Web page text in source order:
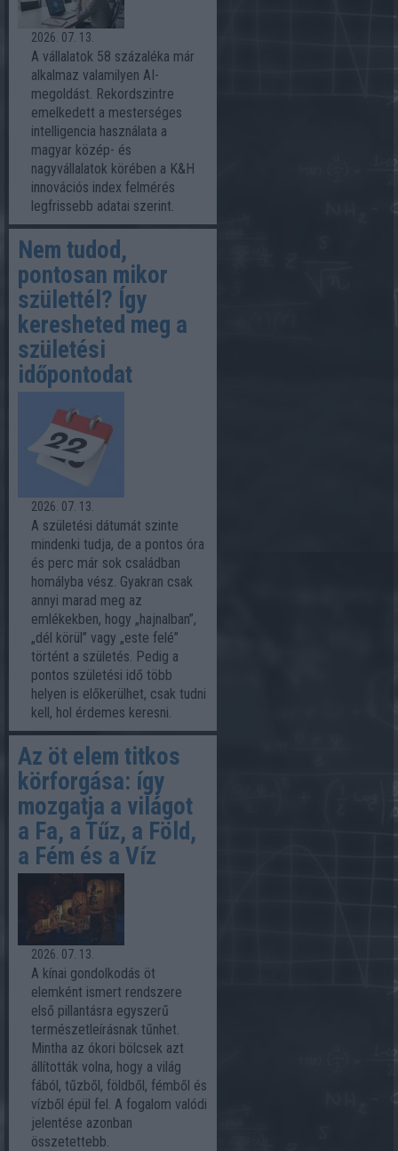
2026. 07. 13.
A vállalatok 58 százaléka már
alkalmaz valamilyen AI-
megoldást. Rekordszintre
emelkedett a mesterséges
intelligencia használata a
magyar közép- és
nagyvállalatok körében a K&H
innovációs index felmérés
legfrissebb adatai szerint.
Nem tudod,
pontosan mikor
születtél? Így
keresheted meg a
születési
időpontodat
2026. 07. 13.
A születési dátumát szinte
mindenki tudja, de a pontos óra
és perc már sok családban
homályba vész. Gyakran csak
annyi marad meg az
emlékekben, hogy „hajnalban”,
„dél körül” vagy „este felé”
történt a születés. Pedig a
pontos születési idő több
helyen is előkerülhet, csak tudni
kell, hol érdemes keresni.
Az öt elem titkos
körforgása: így
mozgatja a világot
a Fa, a Tűz, a Föld,
a Fém és a Víz
2026. 07. 13.
A kínai gondolkodás öt
elemként ismert rendszere
első pillantásra egyszerű
természetleírásnak tűnhet.
Mintha az ókori bölcsek azt
állították volna, hogy a világ
fából, tűzből, földből, fémből és
vízből épül fel. A fogalom valódi
jelentése azonban
összetettebb.